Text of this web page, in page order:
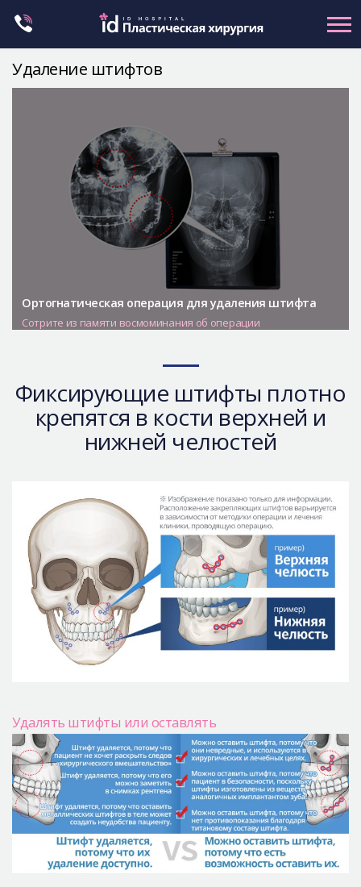
Ортогнатическая хирургия
Пластика глаз
Маммопластика
Let Me In
Консультация
Реальные До/После селфи
Удаление штифтов
Ортогнатическая операция для удаления штифта
Сотрите из памяти восмоминания об операции
Фиксирующие штифты плотно
крепятся в кости верхней и
нижней челюстей
Удалять штифты или оставлять